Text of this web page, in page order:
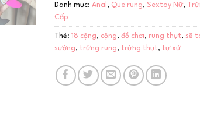
Danh mục: Anal , Que rung, Sextoy Nữ,
Cấp
Thẻ: 18 cộng, cộng, đồ chơi, rung thụt, sẽ
sướng, trứng rung, trứng thụt, tự xử